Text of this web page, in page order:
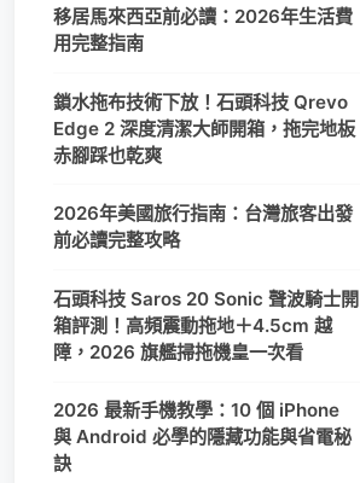
移居馬來西亞前必讀：2026年生活費
用完整指南
鎖水拖布技術下放！石頭科技 Qrevo
Edge 2 深度清潔大師開箱，拖完地板
赤腳踩也乾爽
2026年美國旅行指南：台灣旅客出發
前必讀完整攻略
石頭科技 Saros 20 Sonic 聲波騎士開
箱評測！高頻震動拖地＋4.5cm 越
障，2026 旗艦掃拖機皇一次看
2026 最新手機教學：10 個 iPhone
與 Android 必學的隱藏功能與省電秘
訣